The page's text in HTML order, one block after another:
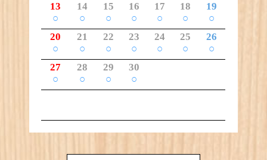
13
○
14
○
15
○
16
○
17
○
18
○
19
○
20
○
21
○
22
○
23
○
24
○
25
○
26
○
27
○
28
○
29
○
30
○